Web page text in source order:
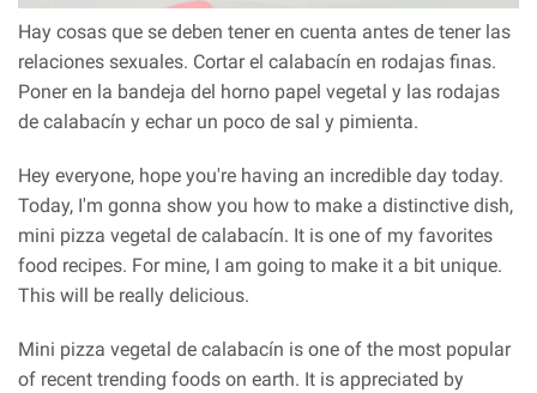
Hay cosas que se deben tener en cuenta antes de tener las
relaciones sexuales. Cortar el calabacín en rodajas finas.
Poner en la bandeja del horno papel vegetal y las rodajas
de calabacín y echar un poco de sal y pimienta.
Hey everyone, hope you're having an incredible day today.
Today, I'm gonna show you how to make a distinctive dish,
mini pizza vegetal de calabacín. It is one of my favorites
food recipes. For mine, I am going to make it a bit unique.
This will be really delicious.
Mini pizza vegetal de calabacín is one of the most popular
of recent trending foods on earth. It is appreciated by